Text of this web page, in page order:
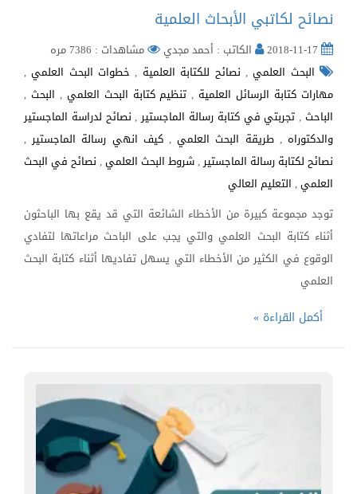
نصائح لكاتبي الأبحاث العلمية
الكاتب : أحمد مجدي
مشاهدات : 7386 مره
البحث العلمي, نصائح للكتابة العلمية , خطوات البحث العلمي,
مهارات كتابة الرسائل العلمية , تنظيم كتابة البحث العلمي , البحث ,
الباحث, تجربتي في كتابة رسالة الماجستير , نصائح لدراسة الماجستير
والدكتوراه,طريقة البحث العلمي,كيف انهي رسالة الماجستير ,
نصائح لكتابة رسالة الماجستير ,شروط البحث العلمي, نصائح في البحث
العلمي, التعليم العالي
توجد مجموعة كبيرة من الأخطاء الشائعة التي قد يقع بها الباحثون
أثناء كتابة البحث العلمي والتي يجب على الباحث مراعاتها لتفادي
الوقوع في الكثير من الأخطاء التي يسهل تفاديها أثناء كتابة البحث
العلمي
أكمل القراءة »